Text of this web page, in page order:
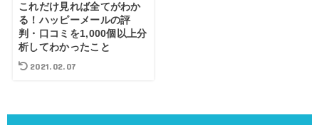
これだけ見れば全てがわか
る！ハッピーメールの評
判・口コミを1,000個以上分
析してわかったこと
2021.02.07